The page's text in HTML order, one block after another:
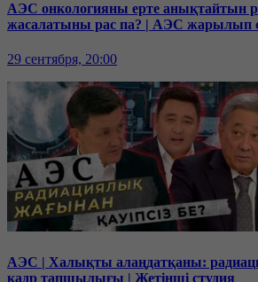
АЭС онкологияны ерте анықтайтын
жасалатыны рас па? | АЭС жарылып
29 сентября, 20:00
АЭС | Халықты алаңдатқаны:
кадр тапшылығы | Жетінші студия